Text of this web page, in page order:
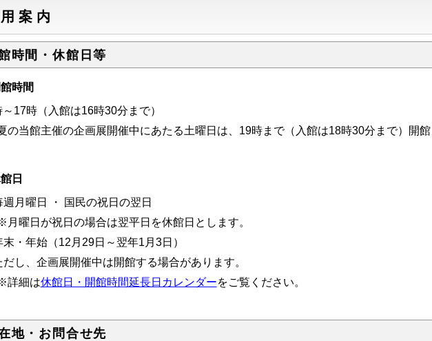
案内
時間・休館日等
時間
～17時（入館は16時30分まで）
の当館主催の企画展開催中にあたる土曜日は、19時まで（入館は18時30分 まで）開館
日
週月曜日 ・ 国民の祝日の翌日
曜日が祝日の場合は翌平日を休館日とします。
末・年始（12月29日～翌年1月3日）
だし、企画展開催中は開館する場合があります。
細は休館日・開館時間延長日カレンダーをご覧ください。
地・お問合せ先